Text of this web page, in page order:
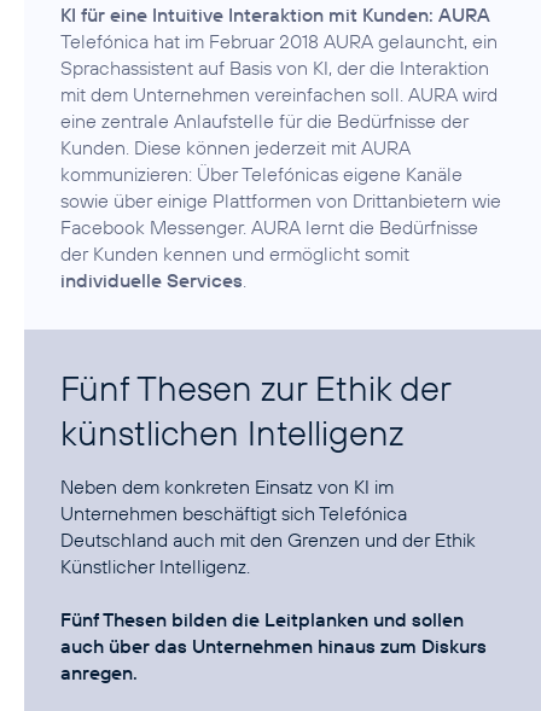
KI für eine Intuitive Interaktion mit Kunden: AURA
Telefónica hat im Februar 2018 AURA gelauncht, ein
Sprachassistent auf Basis von KI, der die Interaktion
mit dem Unternehmen vereinfachen soll. AURA wird
eine zentrale Anlaufstelle für die Bedürfnisse der
Kunden. Diese können jederzeit mit AURA
kommunizieren: Über Telefónicas eigene Kanäle
sowie über einige Plattformen von Drittanbietern wie
Facebook Messenger. AURA lernt die Bedürfnisse
der Kunden kennen und ermöglicht somit
individuelle Services
Fünf Thesen zur Ethik der
künstlichen Intelligenz
Neben dem konkreten Einsatz von KI im
Unternehmen beschäftigt sich Telefónica
Deutschland auch mit den Grenzen und der Ethik
Künstlicher Intelligenz.
Fünf Thesen bilden die Leitplanken und sollen
auch über das Unternehmen hinaus zum Diskurs
anregen.